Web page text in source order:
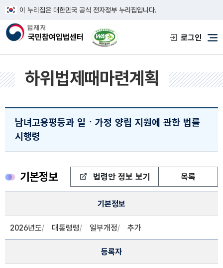
이 누리집은 대한민국 공식 전자정부 누리집입니다.
한국웹접근성인증평가원 웹접근성 사이
로그인
메
하위법제때마련계획
남녀고용평등과 일ㆍ가정 양립 지원에 관한 법률
시행령
기본정보 법령안 정보 보기 목록
기본정보, 등록자, 입안자 , 심사자 정보제공
기본정보
2026년도 대통령령 일부개정 추가
등록자